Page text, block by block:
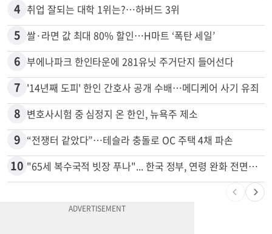
4 취업 잘되는 대학 1위는?…하버드 3위
5 쌀·라면 값 최대 80% 할인…H마트 ‘폭탄 세일’
6 부에나파크 한인타운에 281유닛 주거단지 들어선다
7 '14년째 도피' 한인 간호사 공개 수배…메디케어 사기 유죄
8 변호사시험 중 심정지 온 한인, 뉴욕주 제소
9 “전쟁터 같았다”…테슬라 충돌로 OC 주택 4채 파손
10 "65세 복수국적 빗장 푸나"... 한국 정부, 연령 완화 전면 추진